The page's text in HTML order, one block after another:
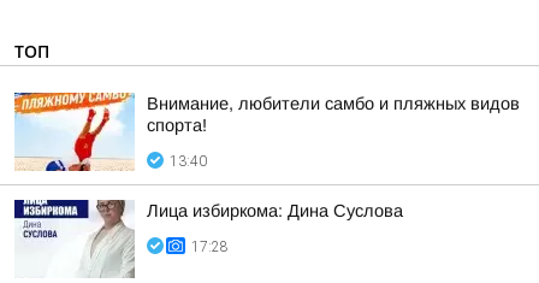
ТОП
Внимание, любители самбо и пляжных видов
спорта!
13:40
Лица избиркома: Дина Суслова
17:28